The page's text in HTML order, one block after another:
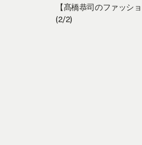
【髙橋恭司のファッシ
(2/2)